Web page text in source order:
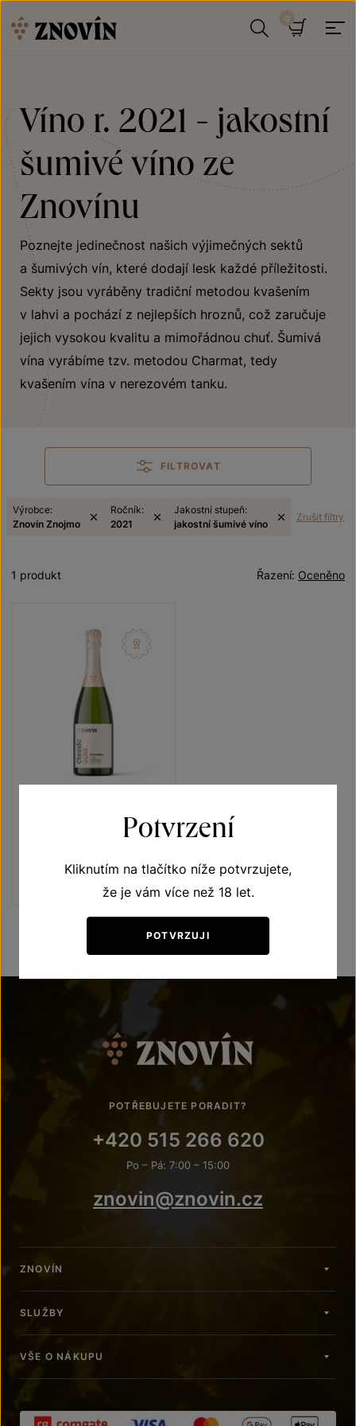
Víno r. 2021 - jakostní
šumivé víno ze
Znovínu
Poznejte jedinečnost našich výjimečných sektů
a šumivých vín, které dodají lesk každé příležitosti.
Sekty jsou vyráběny tradiční metodou kvašením
v lahvi a pochází z nejlepších hroznů, což zaručuje
jejich vysokou kvalitu a mimořádnou chuť. Šumivá
vína vyrábíme tzv. metodou Charmat, tedy
kvašením vína v nerezovém tanku.
FILTROVAT
Výrobce:
Znovín Znojmo
Ročník:
2021
Jakostní stupeň:
jakostní šumivé víno
Zrušit filtry
Oceněno
Řazení:
1 produkt
Sekty a šumivá vína
Šarže 1461
Kč
POTŘEBUJETE PORADIT?
+420 515 266 620
Po – Pá: 7:00 – 15:00
znovin@znovin.cz
ZNOVÍN
SLUŽBY
VŠE O NÁKUPU
Potvrzení
Kliknutím na tlačítko níže potvrzujete,
že je vám více než 18 let.
POTVRZUJI